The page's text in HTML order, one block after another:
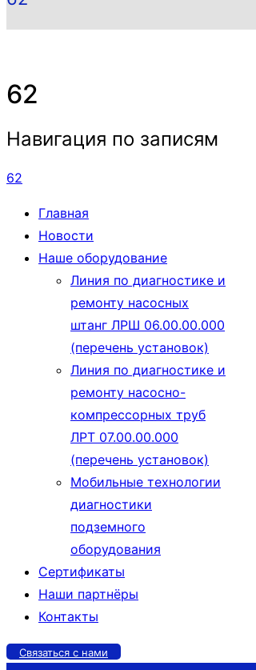
62
Навигация по записям
62
Главная
Новости
Наше оборудование
Линия по диагностике и
ремонту насосных
штанг ЛРШ 06.00.00.000
(перечень установок)
Линия по диагностике и
ремонту насосно-
компрессорных труб
ЛРТ 07.00.00.000
(перечень установок)
Мобильные технологии
диагностики
подземного
оборудования
Сертификаты
Наши партнёры
Контакты
Связаться с нами